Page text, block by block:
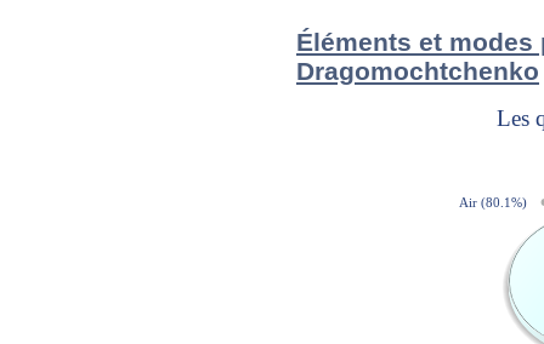
Éléments et modes
Dragomochtchenko